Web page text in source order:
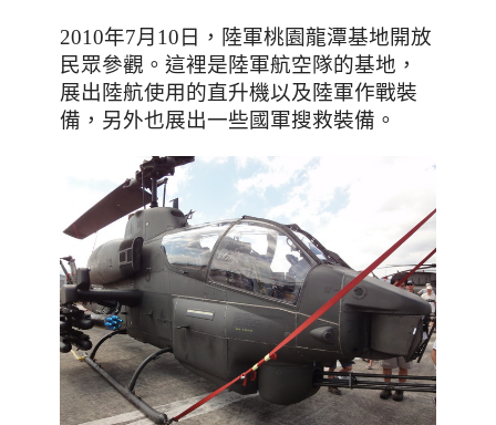
2010年7月10日 ，陸軍桃園龍潭基地開放
民眾參觀 。 這裡是陸軍航空隊的基地 ，
展出陸航使用的直升機以及陸軍作戰裝
備 ，另外也展出一些國軍搜救裝備 。